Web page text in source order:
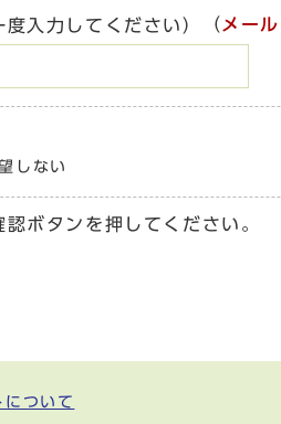
入力してください） （ メー
しない
ボタンを押してください。
について